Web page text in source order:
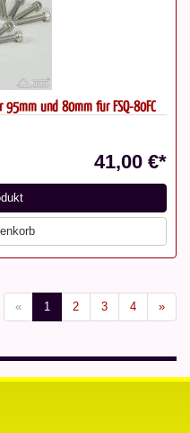
95mm und 80mm für FSQ-80FC
41,00 €*
« 1 2 3 4 »